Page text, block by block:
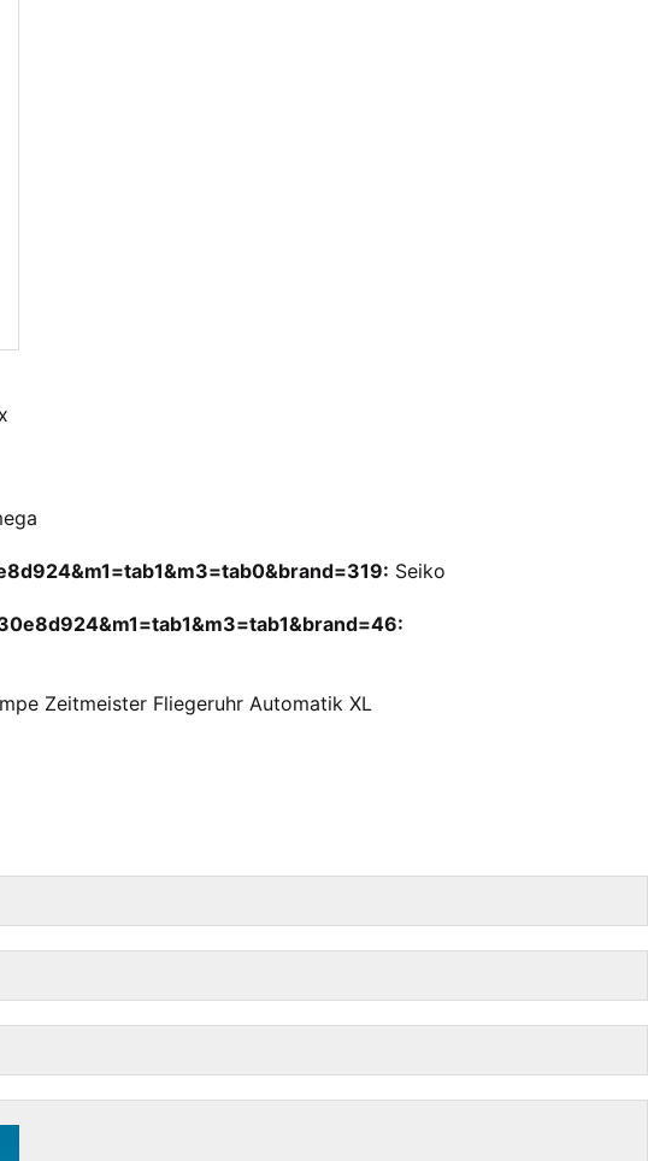
Seiko
Zeitmeister Fliegeruhr Automatik XL